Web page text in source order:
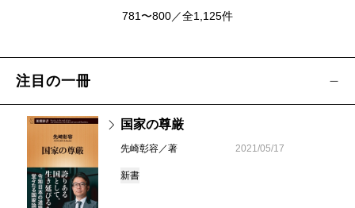
781〜800／全1,125件
注目の一冊
国家の尊厳
先崎彰容／著 2021/05/17
新書